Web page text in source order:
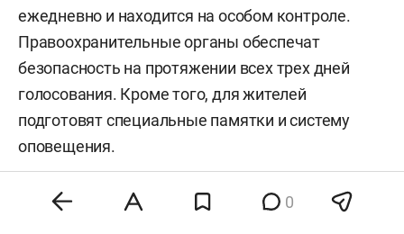
ежедневно и находится на особом контроле.
Правоохранительные органы обеспечат
безопасность на протяжении всех трех дней
голосования. Кроме того, для жителей
подготовят специальные памятки и систему
оповещения.
0